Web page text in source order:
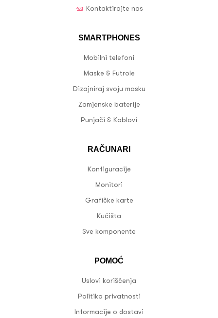
Kontaktirajte nas
SMARTPHONES
Mobilni telefoni
Maske & Futrole
Dizajniraj svoju masku
Zamjenske baterije
Punjači & Kablovi
RAČUNARI
Konfiguracije
Monitori
Grafičke karte
Kućišta
Sve komponente
POMOĆ
Uslovi korišćenja
Politika privatnosti
Informacije o dostavi